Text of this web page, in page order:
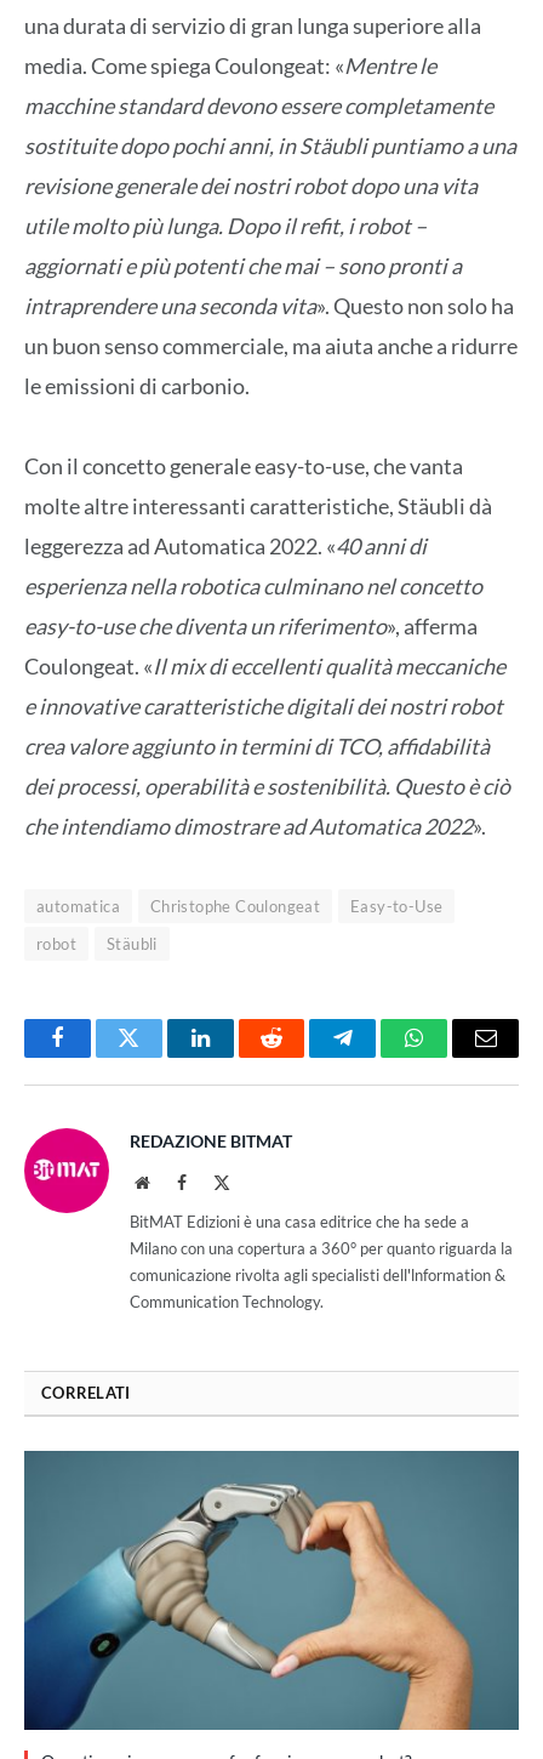
una durata di servizio di gran lunga superiore alla
media. Come spiega Coulongeat: «Mentre le
macchine standard devono essere completamente
sostituite dopo pochi anni, in Stäubli puntiamo a una
revisione generale dei nostri robot dopo una vita
utile molto più lunga. Dopo il refit, i robot –
aggiornati e più potenti che mai – sono pronti a
intraprendere una seconda vita». Questo non solo ha
un buon senso commerciale, ma aiuta anche a ridurre
le emissioni di carbonio.
Con il concetto generale easy-to-use, che vanta
molte altre interessanti caratteristiche, Stäubli dà
leggerezza ad Automatica 2022. «40 anni di
esperienza nella robotica culminano nel concetto
easy-to-use che diventa un riferimento», afferma
Coulongeat. «Il mix di eccellenti qualità meccaniche
e innovative caratteristiche digitali dei nostri robot
crea valore aggiunto in termini di TCO, affidabilità
dei processi, operabilità e sostenibilità. Questo è ciò
che intendiamo dimostrare ad Automatica 2022».
automatica Christophe Coulongeat
Easy-to-Use
robot
Stäubli
FacebookTwitter LinkedInReddit TelegramWhatsAppEmail
REDAZIONE BITMAT
WebsiteFacebook
BitMAT Edizioni è una casa editrice che ha sede a
Milano con una copertura a 360° per quanto riguarda la
comunicazione rivolta agli specialisti dell'lnformation &
Communication Technology.
CORRELATI